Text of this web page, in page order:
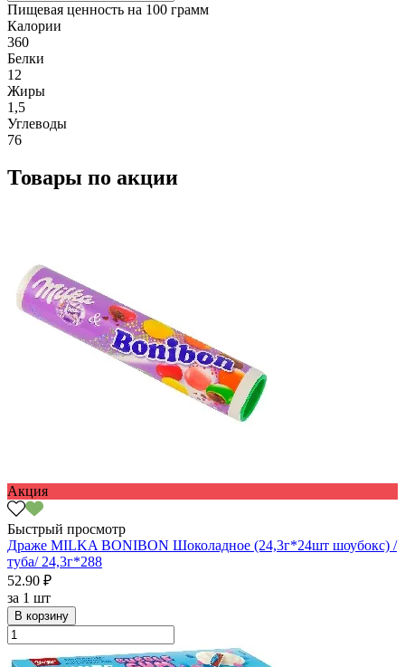
Пищевая ценность на 100 грамм
Калории
360
Белки
12
Жиры
1,5
Углеводы
76
Товары по акции
Акция
Быстрый просмотр
Драже MILKA BONIBON Шоколадное (24,3г*24шт шоубокс) /
туба/ 24,3г*288
52.90 ₽
за 1 шт
В корзину